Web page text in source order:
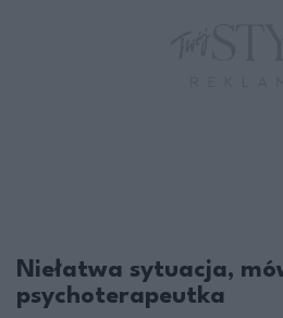
Niełatwa sytuacja,
psychoterapeutka